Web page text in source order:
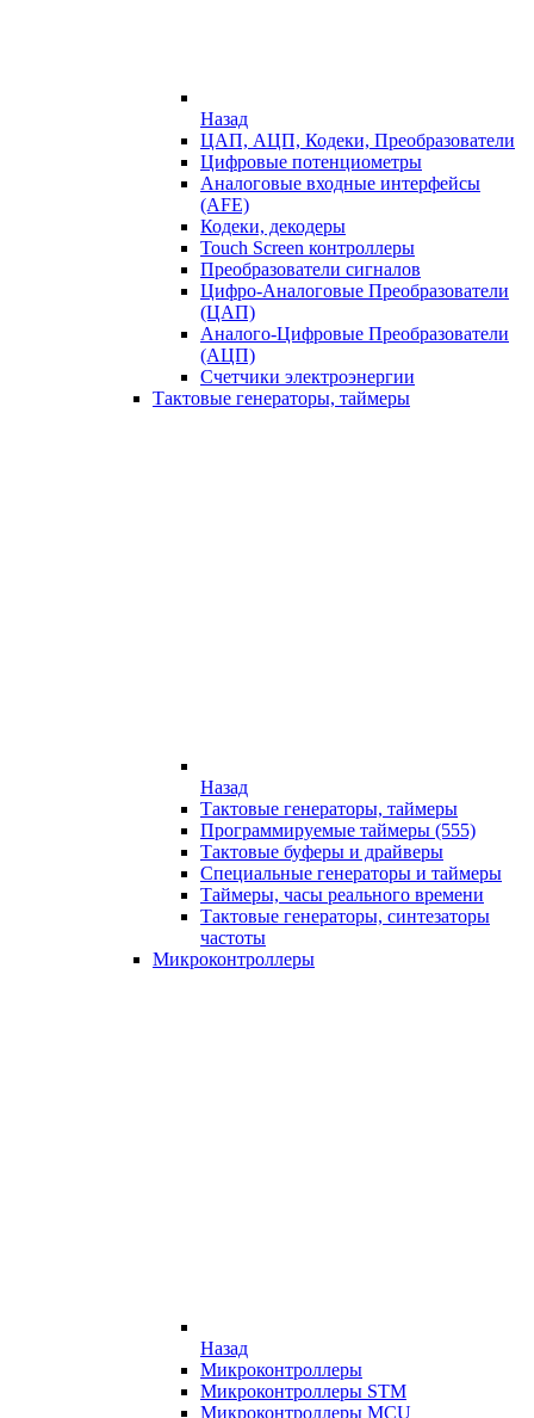
Назад
ЦАП, АЦП, Кодеки, Преобразователи
Цифровые потенциометры
Аналоговые входные интерфейсы
(AFE)
Кодеки, декодеры
Touch Screen контроллеры
Преобразователи сигналов
Цифро-Аналоговые Преобразователи
(ЦАП)
Аналого-Цифровые Преобразователи
(АЦП)
Счетчики электроэнергии
Тактовые генераторы, таймеры
Назад
Тактовые генераторы, таймеры
Программируемые таймеры (555)
Тактовые буферы и драйверы
Специальные генераторы и таймеры
Таймеры, часы реального времени
Тактовые генераторы, синтезаторы
частоты
Микроконтроллеры
Назад
Микроконтроллеры
Микроконтроллеры STM
Микроконтроллеры MCU